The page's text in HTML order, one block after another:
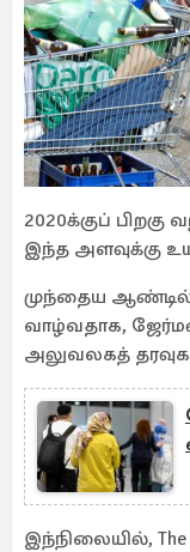
2020க்குப்
இந்த அளவுக்கு
முந்தைய ஆண்டில்
வாழ்வதாக,
அலுவலகத்
இந்நிலையில், The